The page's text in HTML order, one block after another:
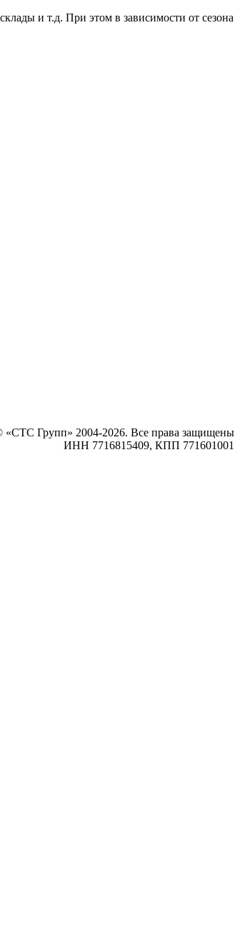
и т.д. При этом в зависимости от сезона
«СТС Групп» 2004-2026. Все права защищены
ИНН 7716815409, КПП 771601001